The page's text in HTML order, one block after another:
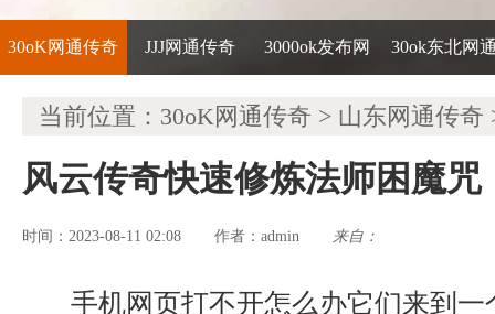
30oK网通传奇 JJJ网通传奇 3000ok发布网 30ok东北网
当前位置： 30oK网通传奇 > 山东网通传奇
风云传奇快速修炼法师困魔咒
时间：2023-08-11 02:08 作者： admin 来自：
手机网页打不开怎么办它们来到